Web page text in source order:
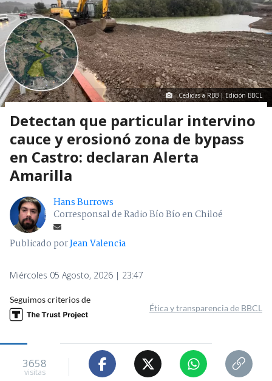
Cedidas a RBB | Edición BBCL
Detectan que particular intervino
cauce y erosionó zona de bypass
en Castro: declaran Alerta
Amarilla
Hans Burrows
Corresponsal de Radio Bío Bío en Chiloé
Publicado porJean Valencia
Miércoles 05 Agosto, 2026 | 23:47
Seguimos criterios de
Ética y transparencia de BBCL
3658
visitas